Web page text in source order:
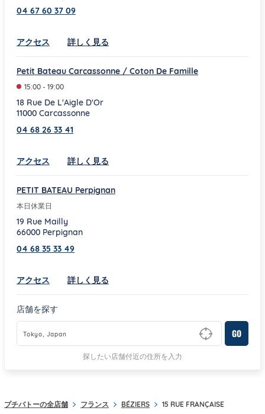
04 67 60 37 09
アクセス Link Opens in New Tab
詳しく見る
Petit Bateau Carcassonne / Coton De Famille
15:00 - 19:00
18 Rue De L'Aigle D'Or
11000 Carcassonne
04 68 26 33 41
アクセス Link Opens in New Tab
詳しく見る
PETIT BATEAU Perpignan
本日休業日
19 Rue Mailly
66000 Perpignan
04 68 35 33 49
アクセス Link Opens in New Tab
詳しく見る
店舗を探す
GO
探したい店舗付近の住所を入力
プチバトーの全店舗 フランス BÉZIERS 15 RUE FRANÇAISE